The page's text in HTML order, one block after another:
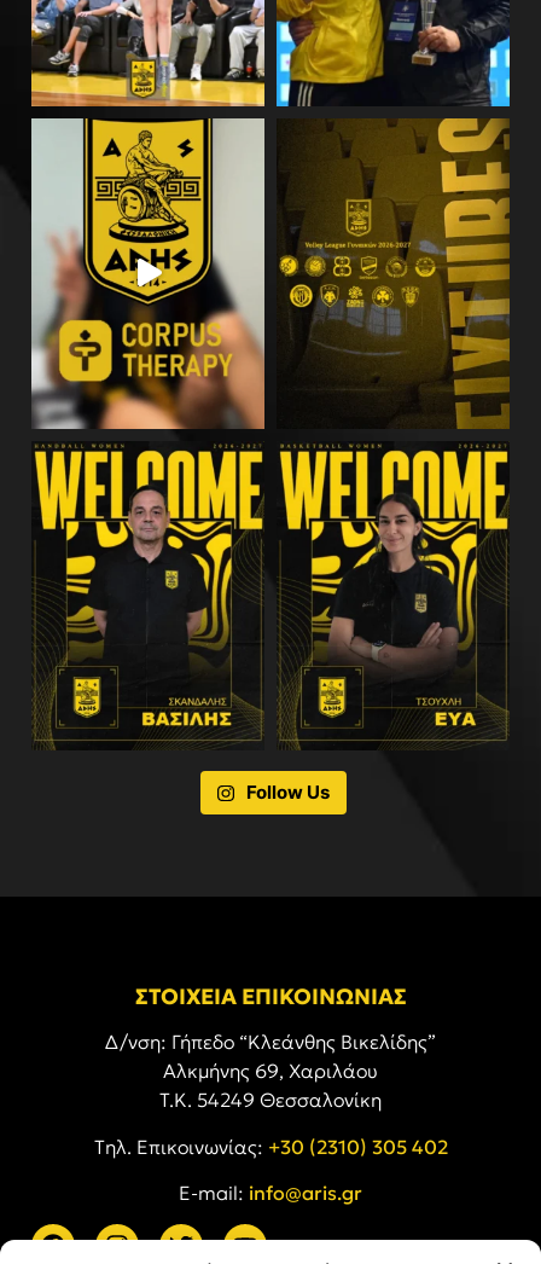
Follow Us
ΣΤΟΙΧΕΙΑ ΕΠΙΚΟΙΝΩΝΙΑΣ
Δ/νση: Γήπεδο “Κλεάνθης Βικελίδης”
Αλκμήνης 69, Χαριλάου
Τ.Κ. 54249 Θεσσαλονίκη
Tηλ. Επικοινωνίας: +30 (2310) 305 402
E-mail: info@aris.gr